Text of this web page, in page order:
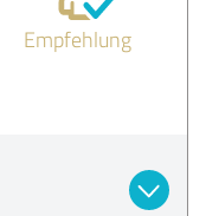
Empfehlung